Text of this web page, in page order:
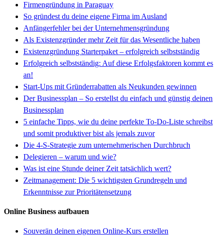
Firmengründung in Paraguay
So gründest du deine eigene Firma im Ausland
Anfängerfehler bei der Unternehmensgründung
Als Existenzgründer mehr Zeit für das Wesentliche haben
Existenzgründung Starterpaket – erfolgreich selbstständig
Erfolgreich selbstständig: Auf diese Erfolgsfaktoren kommt es
an!
Start-Ups mit Gründerrabatten als Neukunden gewinnen
Der Businessplan – So erstellst du einfach und günstig deinen
Businessplan
5 einfache Tipps, wie du deine perfekte To-Do-Liste schreibst
und somit produktiver bist als jemals zuvor
Die 4-S-Strategie zum unternehmerischen Durchbruch
Delegieren – warum und wie?
Was ist eine Stunde deiner Zeit tatsächlich wert?
Zeitmanagement: Die 5 wichtigsten Grundregeln und
Erkenntnisse zur Prioritätensetzung
Online Business aufbauen
Souverän deinen eigenen Online-Kurs erstellen